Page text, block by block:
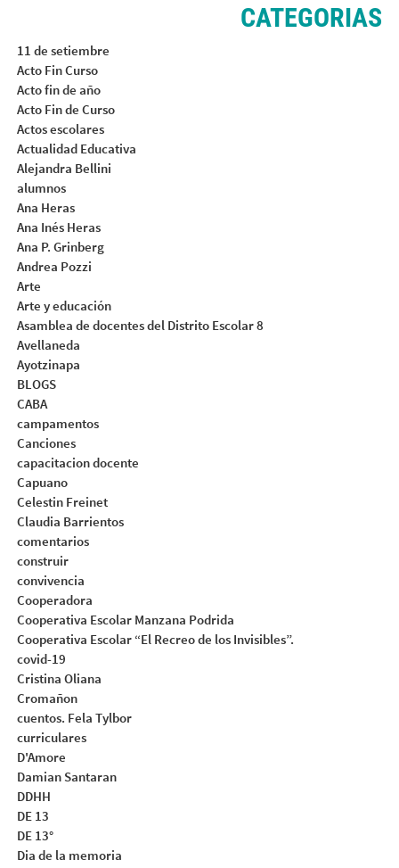
CATEGORIAS
11 de setiembre
Acto Fin Curso
Acto fin de año
Acto Fin de Curso
Actos escolares
Actualidad Educativa
Alejandra Bellini
alumnos
Ana Heras
Ana Inés Heras
Ana P. Grinberg
Andrea Pozzi
Arte
Arte y educación
Asamblea de docentes del Distrito Escolar 8
Avellaneda
Ayotzinapa
BLOGS
CABA
campamentos
Canciones
capacitacion docente
Capuano
Celestin Freinet
Claudia Barrientos
comentarios
construir
convivencia
Cooperadora
Cooperativa Escolar Manzana Podrida
Cooperativa Escolar “El Recreo de los Invisibles”.
covid-19
Cristina Oliana
Cromañon
cuentos. Fela Tylbor
curriculares
D'Amore
Damian Santaran
DDHH
DE 13
DE 13°
Dia de la memoria